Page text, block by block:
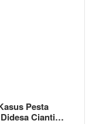
Pesta
Cianti…